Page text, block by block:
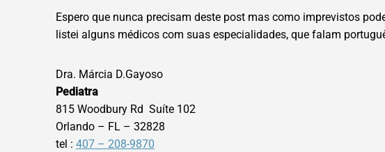
Espero que nunca precisam deste post mas como imprevistos
listei alguns médicos com suas especialidades, que falam
Dra. Márcia D.Gayoso
Pediatra
815 Woodbury Rd Suíte 102
Orlando – FL – 32828
tel : 407 – 208-9870